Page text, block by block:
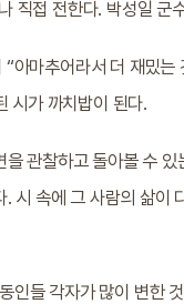
직접 전한다. 박성일 군
아마추어라서 더 재밌
시가 까치밥이 된다.
관찰하고 돌아볼 수
시 속에 그 사람의 삶이
인들 각자가 많이 변한